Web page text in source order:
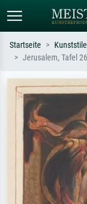
Suchen Sie nach
oder Stilen – z.B.
Sternennacht,
Hokusai,
Startseite Kunststile
Jerusalem, Tafel 26